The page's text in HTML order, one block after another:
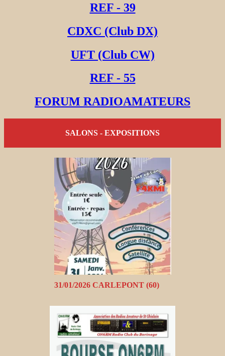
REF - 39
CDXC (Club DX)
UFT (Club CW)
REF - 55
FORUM RADIOAMATEURS
SALONS - EXPOSITIONS
31/01/2026 CARLEPONT (60)